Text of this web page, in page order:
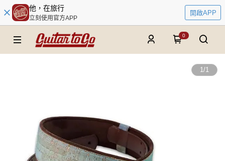
他，在旅行
立刻使用官方APP
開啟APP
0
1/1